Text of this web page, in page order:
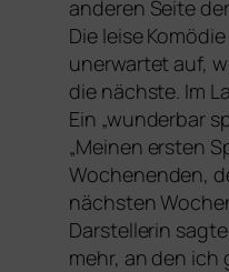
ande­ren Seite
Die lei­se
uner­war­tet auf,
die nächs­te. Im
Ein „wun­der­bar
„Meinen ers­ten
Wochenenden,
nächs­ten
Darstellerin
mehr, an den ich